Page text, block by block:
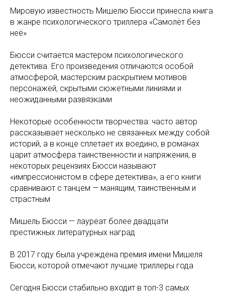
Мировую известность Мишелю Бюсси принесла книга
в жанре психологического триллера «Самолёт без
неё»
Бюсси считается мастером психологического
детектива. Его произведения отличаются особой
атмосферой, мастерским раскрытием мотивов
персонажей, скрытыми сюжетными линиями и
неожиданными развязками
Некоторые особенности творчества: часто автор
рассказывает несколько не связанных между собой
историй, а в конце сплетает их воедино, в романах
царит атмосфера таинственности и напряжения, в
некоторых рецензиях Бюсси называют
«импрессионистом в сфере детектива», а его книги
сравнивают с танцем — манящим, таинственным и
страстным
Мишель Бюсси — лауреат более двадцати
престижных литературных наград
В 2017 году была учреждена премия имени Мишеля
Бюсси, которой отмечают лучшие триллеры года
Сегодня Бюсси стабильно входит в топ-3 самых